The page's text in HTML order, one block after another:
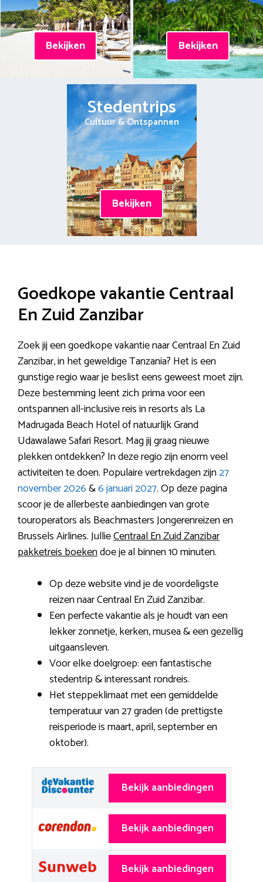
Bekijken Bekijken
Stedentrips
Cultuur & Ontspannen
Bekijken
Goedkope vakantie Centraal
En Zuid Zanzibar
Zoek jij een goedkope vakantie naar Centraal En Zuid
Zanzibar, in het geweldige Tanzania? Het is een
gunstige regio waar je beslist eens geweest moet zijn.
Deze bestemming leent zich prima voor een
ontspannen all-inclusive reis in resorts als La
Madrugada Beach Hotel of natuurlijk Grand
Udawalawe Safari Resort. Mag jij graag nieuwe
plekken ontdekken? In deze regio zijn enorm veel
activiteiten te doen. Populaire vertrekdagen zijn27
november 2026&6 januari 2027. Op deze pagina
scoor je de allerbeste aanbiedingen van grote
touroperators als Beachmasters Jongerenreizen en
Brussels Airlines. JullieCentraal En Zuid Zanzibar
pakketreis boekendoe je al binnen 10 minuten.
Op deze website vind je de voordeligste
reizen naar Centraal En Zuid Zanzibar.
Een perfecte vakantie als je houdt van een
lekker zonnetje, kerken, musea & een gezellig
uitgaansleven.
Voor elke doelgroep: een fantastische
stedentrip & interessant rondreis.
Het steppeklimaat met een gemiddelde
temperatuur van 27 graden (de prettigste
reisperiode is maart, april, september en
oktober).
Bekijk aanbiedingen
Bekijk aanbiedingen
Bekijk aanbiedingen